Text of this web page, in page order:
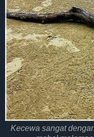
Kecewa sangat